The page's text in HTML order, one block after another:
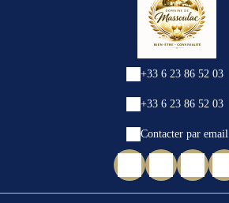
+33 6 23 86 52 03
+33 6 23 86 52 03
Contacter par email